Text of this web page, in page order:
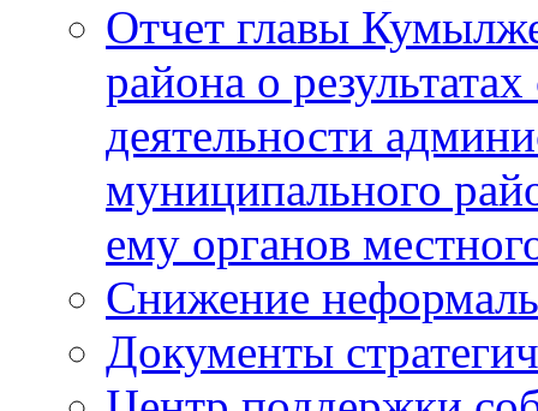
Отчет главы
района о
деятельности
муниципального
ему органов
Снижение
Документы